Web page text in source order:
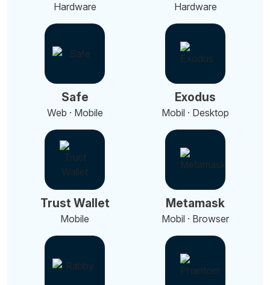
Hardware Hardware
Safe
Web · Mobile
Exodus
Mobil · Desktop
Trust Wallet
Mobile
Metamask
Mobil · Browser